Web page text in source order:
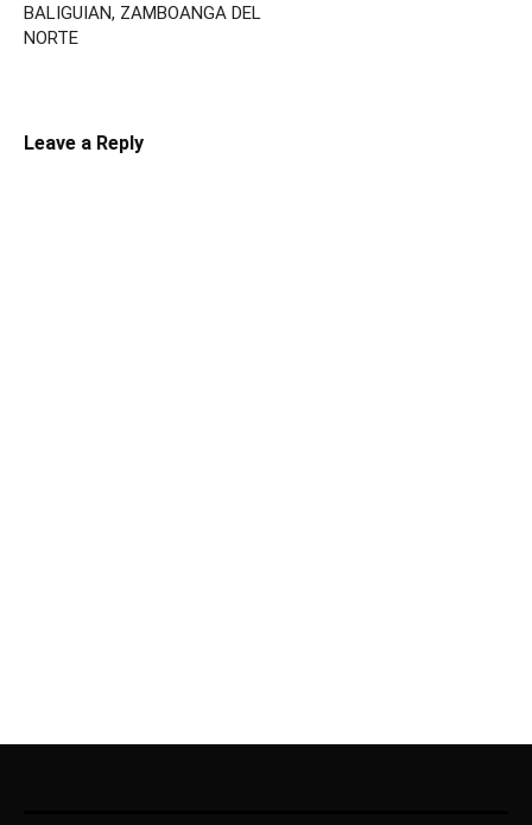
BALIGUIAN, ZAMBOANGA DEL
NORTE
Leave a Reply